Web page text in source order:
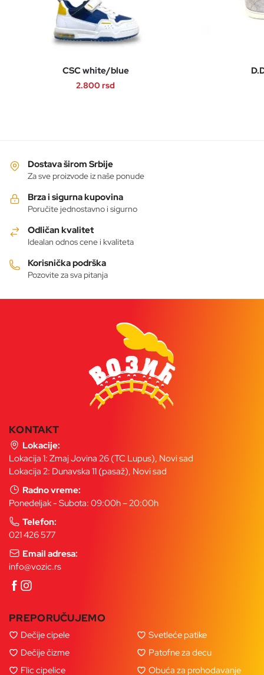
CSC white/blue
2.800rsd
varijanti.
Opcije
biti
stranici
proizvoda.
Dostava širom Srbije
Za sve proizvode iz naše ponude
Brza i sigurna kupovina
Poručite jednostavno i sigurno
Odličan kvalitet
Idealan odnos cene i kvaliteta
Korisnička podrška
Pozovite za sva pitanja
KONTAKT
Lokacije:
Lokacija 1: Zmaj Jovina 26 (TC Lupus), Novi sad
Lokacija 2: Dunavska 11 (pasaž), Novi sad
Radno vreme:
Ponedeljak - Subota: 09:00h – 20:00h
Telefon:
021 426 577
Email adresa:
info@vozic.rs
PREPORUČUJEMO
Dečije cipele
Dečije čizme
Flic cipelice
Svetleće patike
Patofne za decu
Obuća za prohodavanje